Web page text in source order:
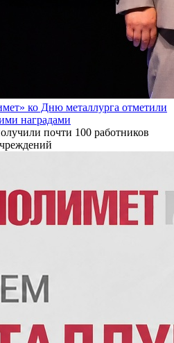
ко Дню металлурга отметили
наградами
почти 100 работников